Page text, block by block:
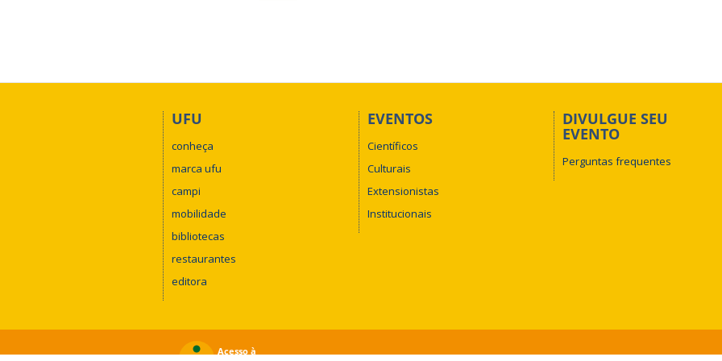
UFU
conheça
marca ufu
campi
mobilidade
bibliotecas
restaurantes
editora
EVENTOS
Científicos
Culturais
Extensionistas
Institucionais
DIVULGUE SEU
EVENTO
Perguntas frequentes